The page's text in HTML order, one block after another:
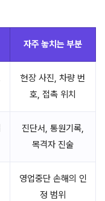
자주 놓치는 부분
현장 사진, 차량 번
호, 접촉 위치
진단서, 통원기록,
목격자 진술
영업중단 손해의 인
정 범위